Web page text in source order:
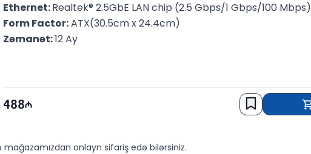
Ethernet: Realtek® 2.5GbE LAN chip (2.5 Gbps/1 Gbps/100 Mbps)
Form Factor: ATX(30.5cm x 24.4cm)
Zəmanət: 12 Ay
488
mağazamızdan onlayn sifariş edə bilərsiniz.